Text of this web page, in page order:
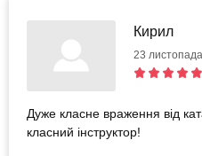
Кирил
23
Дуже класне враження від
класний інструктор!